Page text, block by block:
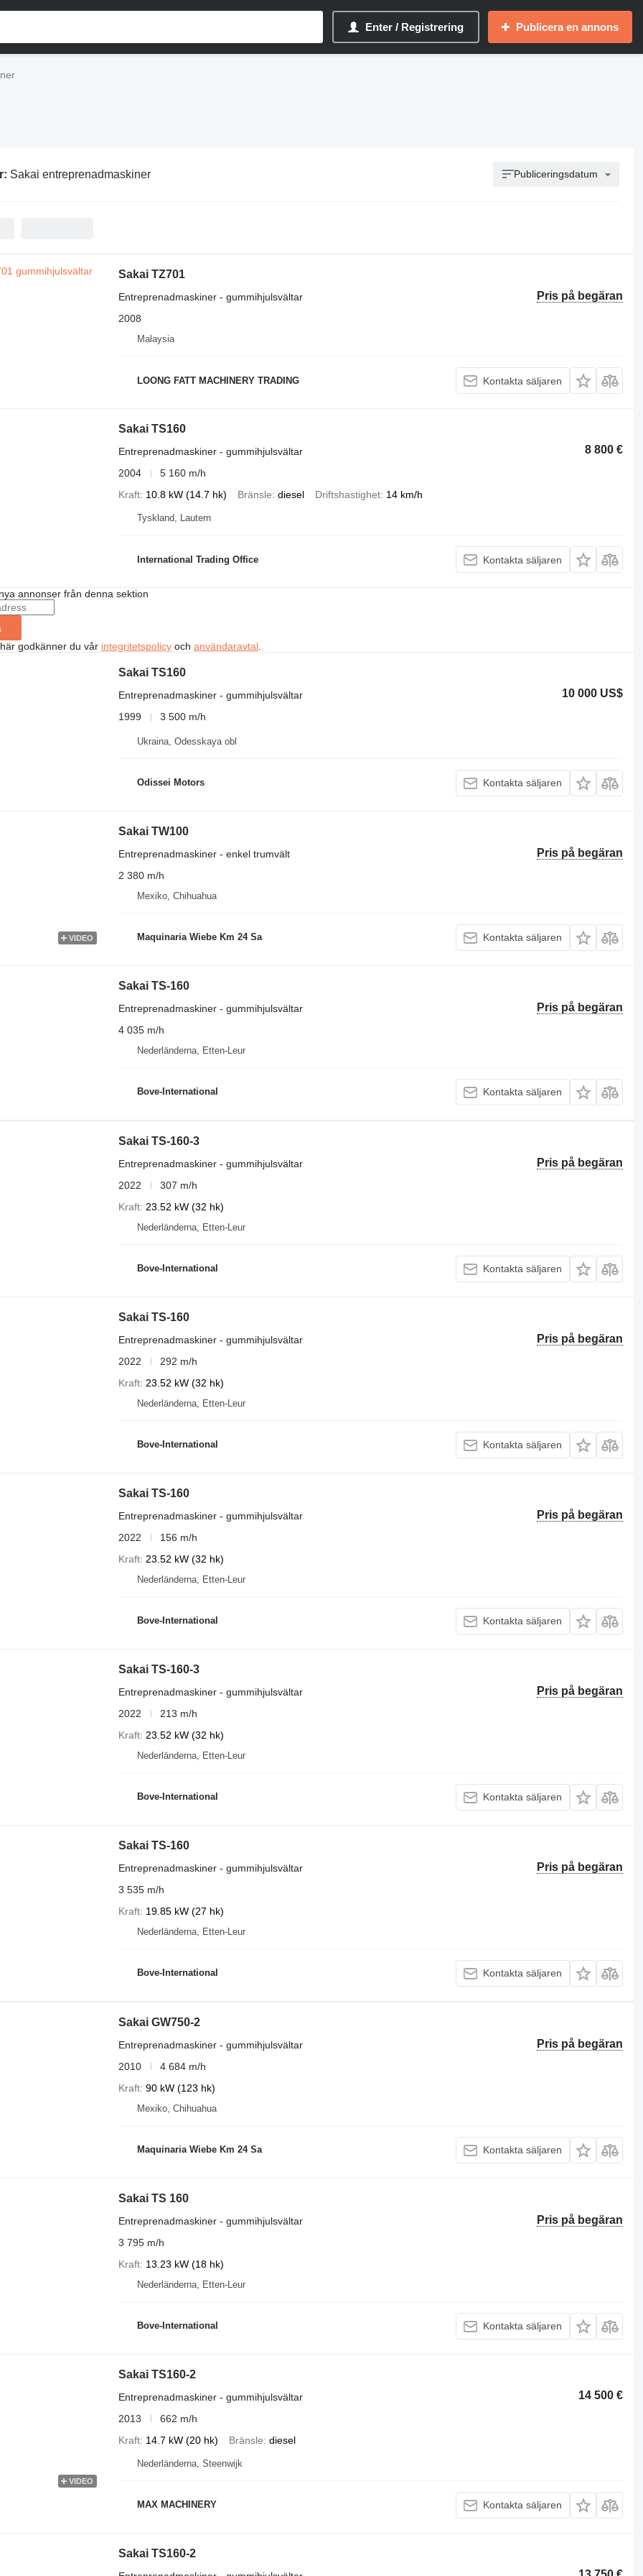
Enter / Registrering Publicera en annons
Sakai entreprenadmaskiner Publiceringsdatum
Sakai TZ701
Pris på begäran
Entreprenadmaskiner - gummihjulsvältar
2008
Malaysia
LOONG FATT MACHINERY TRADING Kontakta säljaren
Sakai TS160
8 800 €
Entreprenadmaskiner - gummihjulsvältar
2004
5 160 m/h
Kraft 10.8 kW (14.7 hk) Bränsle diesel Driftshastighet 14 km/h
Tyskland, Lautern
International Trading Office Kontakta säljaren
annonser från denna sektion
godkänner du vår integritetspolicyoch användaravtal.
Sakai TS160
10 000 US$
Entreprenadmaskiner - gummihjulsvältar
1999
3 500 m/h
Ukraina, Odesskaya obl
Odissei Motors Kontakta säljaren
VIDEO
Sakai TW100
Pris på begäran
Entreprenadmaskiner - enkel trumvält
2 380 m/h
Mexiko, Chihuahua
Maquinaria Wiebe Km 24 Sa Kontakta säljaren
Sakai TS-160
Pris på begäran
Entreprenadmaskiner - gummihjulsvältar
4 035 m/h
Nederländerna, Etten-Leur
Bove-International Kontakta säljaren
Sakai TS-160-3
Pris på begäran
Entreprenadmaskiner - gummihjulsvältar
2022
307 m/h
Kraft 23.52 kW (32 hk)
Nederländerna, Etten-Leur
Bove-International Kontakta säljaren
Sakai TS-160
Pris på begäran
Entreprenadmaskiner - gummihjulsvältar
2022
292 m/h
Kraft 23.52 kW (32 hk)
Nederländerna, Etten-Leur
Bove-International Kontakta säljaren
Sakai TS-160
Pris på begäran
Entreprenadmaskiner - gummihjulsvältar
2022
156 m/h
Kraft 23.52 kW (32 hk)
Nederländerna, Etten-Leur
Bove-International Kontakta säljaren
Sakai TS-160-3
Pris på begäran
Entreprenadmaskiner - gummihjulsvältar
2022
213 m/h
Kraft 23.52 kW (32 hk)
Nederländerna, Etten-Leur
Bove-International Kontakta säljaren
Sakai TS-160
Pris på begäran
Entreprenadmaskiner - gummihjulsvältar
3 535 m/h
Kraft 19.85 kW (27 hk)
Nederländerna, Etten-Leur
Bove-International Kontakta säljaren
Sakai GW750-2
Pris på begäran
Entreprenadmaskiner - gummihjulsvältar
2010
4 684 m/h
Kraft 90 kW (123 hk)
Mexiko, Chihuahua
Maquinaria Wiebe Km 24 Sa Kontakta säljaren
Sakai TS 160
Pris på begäran
Entreprenadmaskiner - gummihjulsvältar
3 795 m/h
Kraft 13.23 kW (18 hk)
Nederländerna, Etten-Leur
Bove-International Kontakta säljaren
VIDEO
Sakai TS160-2
14 500 €
Entreprenadmaskiner - gummihjulsvältar
2013
662 m/h
Kraft 14.7 kW (20 hk) Bränsle diesel
Nederländerna, Steenwijk
MAX MACHINERY Kontakta säljaren
Sakai TS160-2